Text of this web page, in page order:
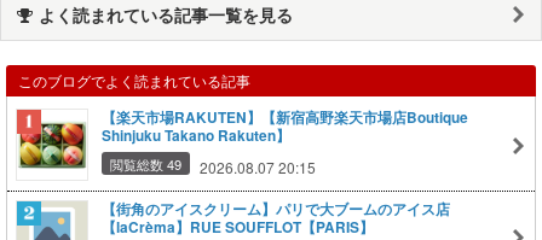
よく読まれている記事一覧を見る
このブログでよく読まれている記事
【楽天市場RAKUTEN】【新宿高野楽天市場店Boutique
Shinjuku Takano Rakuten】
閲覧総数 49 2026.08.07 20:15
【街角のアイスクリーム】パリで大ブームのアイス店
【laCrèma】RUE SOUFFLOT【PARIS】